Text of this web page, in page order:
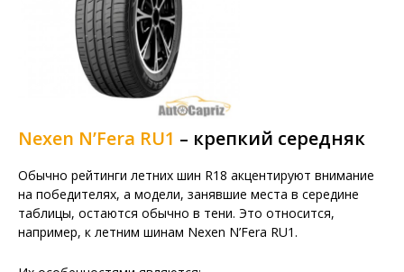
Nexen N’Fera RU1 – крепкий середняк
Обычно рейтинги летних шин R18 акцентируют внимание
на победителях, а модели, занявшие места в середине
таблицы, остаются обычно в тени. Это относится,
например, к летним шинам Nexen N’Fera RU1.